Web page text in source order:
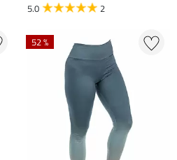
5.0 2
52 %